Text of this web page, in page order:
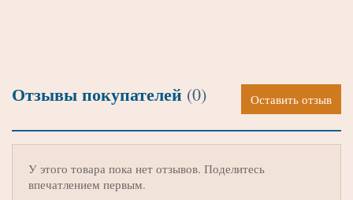
Отзывы покупателей (0) Оставить отзыв
У этого товара пока нет отзывов. Поделитесь
впечатлением первым.